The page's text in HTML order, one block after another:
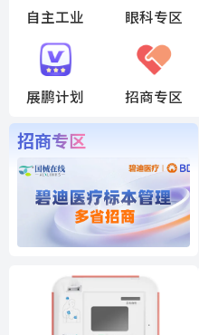
自主工业 眼科专区
展鹏计划 招商专区
招商专区